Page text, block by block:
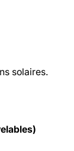
solaires.